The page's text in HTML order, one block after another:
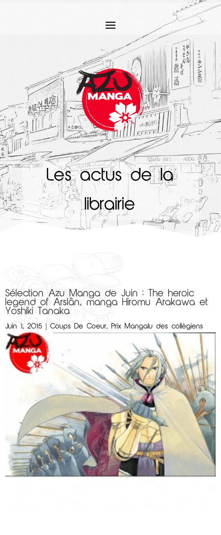
Les actus de la
librairie
Sélection Azu Manga de Juin : The heroic
legend of Arslân, manga Hiromu Arakawa et
Yoshiki Tanaka
Juin 1, 2015 |Coups De Coeur, Prix Mangalu des collègiens